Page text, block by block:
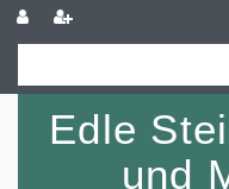
Edle
und